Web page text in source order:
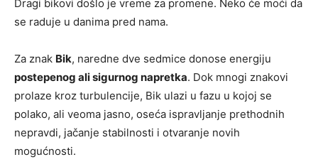
Dragi bikovi došlo je vreme za promene. Neko će moći da
se raduje u danima pred nama.
Za znak Bik, naredne dve sedmice donose energiju
postepenog ali sigurnog napretka. Dok mnogi znakovi
prolaze kroz turbulencije, Bik ulazi u fazu u kojoj se
polako, ali veoma jasno, oseća ispravljanje prethodnih
nepravdi, jačanje stabilnosti i otvaranje novih
mogućnosti.